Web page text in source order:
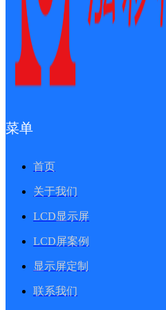
菜单
首页
关于我们
LCD显示屏
LCD屏案例
显示屏定制
联系我们